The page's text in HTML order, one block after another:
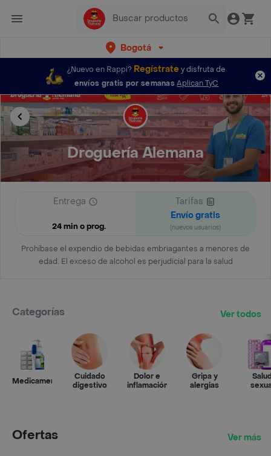
Bogotá
¿Nuevo en Rappi? Regístratey disfruta de
envíos gratis por semanas Aplican TyC
Droguería Alemana
Entrega
24 min o prog.
Tarifas
Envío gratis
(nuevos usuarios)
Prohíbase el expendio de bebidas embriagantes a menores de
edad. El exceso de alcohol es perjudicial para la salud
Categorías Ver todos
Medicamentos
Cuidado
digestivo
Dolor e
inflamación
Gripa y
alergias
Ofertas Ver más